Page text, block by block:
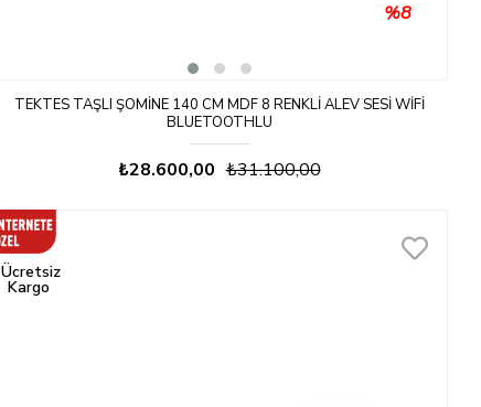
TEKTES TAŞLI ŞÖMINE 140 CM MDF 8 RENKLI ALEV SESI WIFI
BLUETOOTHLU
₺28.600,00 ₺31.100,00
%8
Ücretsiz
Kargo